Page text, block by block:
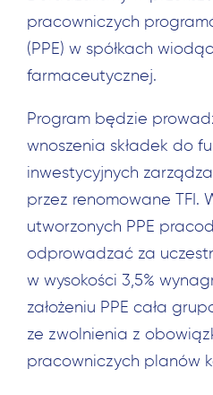
pracowniczych
(PPE) w spółkach
farmaceutycznej.
Program będzie
wnoszenia składek do
inwestycyjnych
przez renomowane TFI.
utworzonych PPE
odprowadzać za
w wysokości 3,5%
założeniu PPE cała
ze zwolnienia z
pracowniczych planów